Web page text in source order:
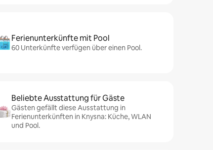
Ferienunterkünfte mit Pool
60 Unterkünfte verfügen über einen Pool.
Beliebte Ausstattung für Gäste
Gästen gefällt diese Ausstattung in
Ferienunterkünften in Knysna: Küche, WLAN
und Pool.